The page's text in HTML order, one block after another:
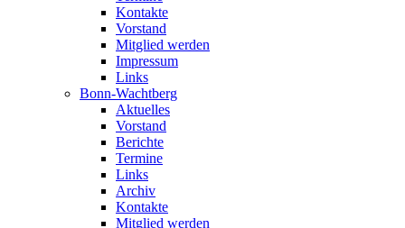
Kontakte
Vorstand
Mitglied werden
Impressum
Links
Bonn-Wachtberg
Aktuelles
Vorstand
Berichte
Termine
Links
Archiv
Kontakte
Mitglied werden